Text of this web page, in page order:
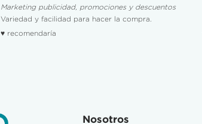
Marketing publicidad, promociones y descuentos
Variedad y facilidad para hacer la compra.
♥ recomendaría
Nosotros